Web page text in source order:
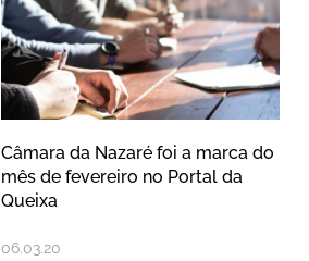
Câmara da Nazaré foi a marca do
mês de fevereiro no Portal da
Queixa
06.03.20